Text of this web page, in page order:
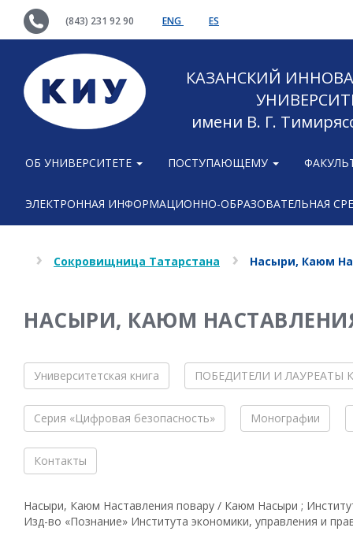
(843) 231 92 90 ENG ES
КАЗАНСКИЙ
имени В. Г.
ОБ УНИВЕРСИТЕТЕ ПОСТУПАЮЩЕМУ
ЭЛЕКТРОННАЯ ИНФОРМАЦИОННО-ОБРАЗОВАТЕЛЬНАЯ
Сокровищница Татарстана Насыри, Каюм
НАСЫРИ, КАЮМ
Университетская книга ПОБЕДИТЕЛИ И ЛАУРЕАТЫ
Серия «Цифровая безопасность» Монографии
Контакты
Насыри, Каюм Наставления повару / Каюм Насыри ;
Изд-во «Познание» Института экономики, управления и